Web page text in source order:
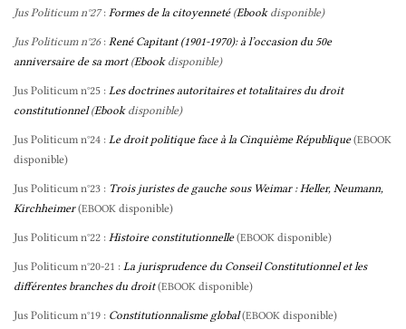
Jus Politicum n°27: Formes de la citoyenneté(Ebookdisponible)
Jus Politicum n°26: René Capitant (1901-1970): à l’occasion du 50e
anniversaire de sa mort(Ebookdisponible)
Jus Politicum n°25 : Les doctrines autoritaires et totalitaires du droit
constitutionnel(Ebookdisponible)
Jus Politicum n°24 : Le droit politique face à la Cinquième République (EBOOK
disponible)
Jus Politicum n°23 : Trois juristes de gauche sous Weimar : Heller, Neumann,
Kirchheimer (EBOOK disponible)
Jus Politicum n°22 : Histoire constitutionnelle (EBOOK disponible)
Jus Politicum n°20-21 : La jurisprudence du Conseil Constitutionnel et les
différentes branches du droit (EBOOK disponible)
Jus Politicum n°19 : Constitutionnalisme global (EBOOK disponible)